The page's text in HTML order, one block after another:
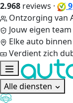
2.968 reviews ·
Ontzorging van
Jouw eigen
Elke auto
Verdient zich
Alle diensten